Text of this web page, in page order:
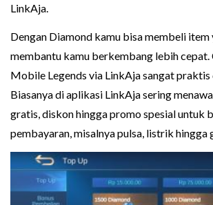
LinkAja.
Dengan Diamond kamu bisa membeli item
membantu kamu berkembang lebih cepat.
Mobile Legends via LinkAja sangat praktis
Biasanya di aplikasi LinkAja sering
gratis, diskon hingga promo spesial untuk
pembayaran, misalnya pulsa, listrik hingga